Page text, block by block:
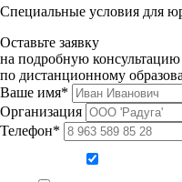
Специальные условия для
Оставьте заявку
на подробную консультацию
по дистанционному
Ваше имя*
Организация
Телефон*